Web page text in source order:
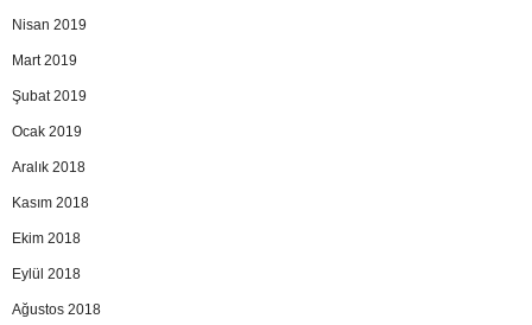
Nisan 2019
Mart 2019
Şubat 2019
Ocak 2019
Aralık 2018
Kasım 2018
Ekim 2018
Eylül 2018
Ağustos 2018